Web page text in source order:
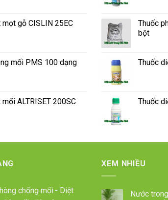
mọt gỗ CISLIN 25EC
mối PMS 100 dạng
ALTRISET 200SC
Thuốc
bột
Thuốc
Thuốc
chống mối.- Diệt
XEM NHIỀU
Nước